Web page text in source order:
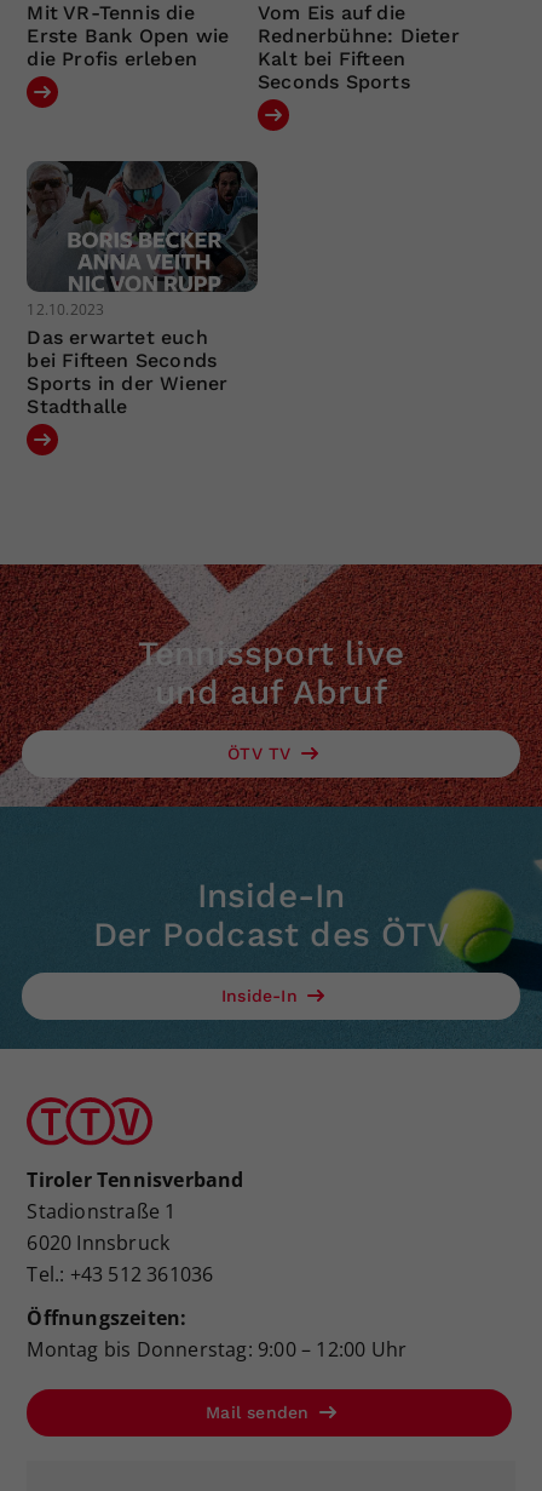
Mit VR-Tennis die
Erste Bank Open wie
die Profis erleben
Vom Eis auf die
Rednerbühne: Dieter
Kalt bei Fifteen
Seconds Sports
12.10.2023
Das erwartet euch
bei Fifteen Seconds
Sports in der Wiener
Stadthalle
Tennissport live
und auf Abruf
ÖTV TV
Inside-In
Der Podcast des ÖTV
Inside-In
Tiroler Tennisverband
Stadionstraße 1
6020 Innsbruck
Tel.: +43 512 361036
Öffnungszeiten:
Montag bis Donnerstag: 9:00 – 12:00 Uhr
Mail senden